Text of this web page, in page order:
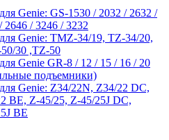
Genie: GS-1530 / 2032 / 2632 /
2646 / 3246 / 3232
Genie: TMZ-34/19, TZ-34/20,
30 ,TZ-50
Genie GR-8 / 12 / 15 / 16 / 20
подъемники)
Genie: Z34/22N, Z34/22 DC,
BE, Z-45/25, Z-45/25J DC,
BE